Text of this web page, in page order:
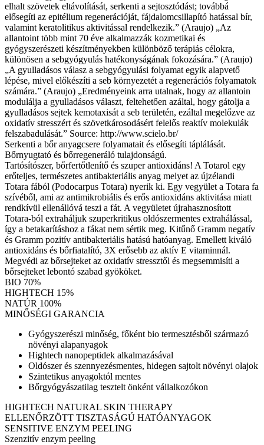
elhalt szövetek eltávolítását, serkenti a sejtosztódást; továbbá
elősegíti az epitélium regenerációját, fájdalomcsillapító hatással bír,
valamint keratolitikus aktivitással rendelkezik.” (Araujo) „Az
allantoint több mint 70 éve alkalmazzák kozmetikai és
gyógyszerészeti készítményekben különböző terápiás célokra,
különösen a sebgyógyulás hatékonyságának fokozására.” (Araujo)
„A gyulladásos válasz a sebgyógyulási folyamat egyik alapvető
lépése, mivel előkészíti a seb környezetét a regenerációs folyamatok
számára.” (Araujo) „Eredményeink arra utalnak, hogy az allantoin
modulálja a gyulladásos választ, feltehetően azáltal, hogy gátolja a
gyulladásos sejtek kemotaxisát a seb területén, ezáltal megelőzve az
oxidatív stresszért és szövetkárosodásért felelős reaktív molekulák
felszabadulását.” Source: http://www.scielo.br/
Serkenti a bőr anyagcsere folyamatait és elősegíti táplálását.
Bőrnyugtató és bőrregeneráló tulajdonságú.
Tartósítószer, bőrfertőtlenítő és szuper antioxidáns! A Totarol egy
erőteljes, természetes antibakteriális anyag melyet az újzélandi
Totara fából (Podocarpus Totara) nyerik ki. Egy vegyület a Totara fa
szívéből, ami az antimikrobiális és erős antioxidáns aktivitása miatt
rendkívül ellenállóvá teszi a fát. A vegyületet újrahasznosított
Totara-ból extraháljuk szuperkritikus oldószermentes extrahálással,
így a betakarításhoz a fákat nem sértik meg. Kitűnő Gramm negatív
és Gramm pozitív antibakteriális hatású hatóanyag. Emellett kiváló
antioxidáns és bőrfiatalító, 3X erősebb az aktív E vitaminnál.
Megvédi az bőrsejteket az oxidatív stressztől és megsemmisíti a
bőrsejteket lebontó szabad gyököket.
BIO 70%
HIGHTECH 15%
NATÚR 100%
MINŐSÉGI GARANCIA
Gyógyszerészi minőség, főként bio termesztésből származó
növényi alapanyagok
Hightech nanopeptidek alkalmazásával
Oldószer és szennyezésmentes, hidegen sajtolt növényi olajok
Szintetikus anyagoktól mentes
Bőrgyógyászatilag tesztelt önként vállalkozókon
HIGHTECH NATURAL SKIN THERAPY
ELLENŐRZÖTT TISZTASÁGÚ HATÓANYAGOK
SENSITIVE ENZYM PEELING
Szenzitív enzym peeling